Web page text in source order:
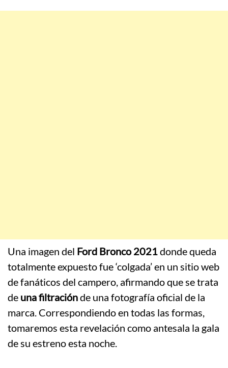
Una imagen del Ford Bronco 2021donde queda
totalmente expuesto fue ‘colgada’ en un sitio web
de fanáticos del campero, afirmando que se trata
de una filtraciónde una fotografía oficial de la
marca. Correspondiendo en todas las formas,
tomaremos esta revelación como antesala la gala
de su estreno esta noche.